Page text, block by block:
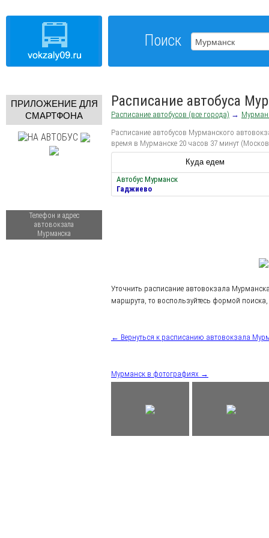
Поиск
ПРИЛОЖЕНИЕ ДЛЯ
СМАРТФОНА
Телефон и адрес
автовокзала
Мурманска
Расписание автобуса
Расписание автобусов (все города) →
Расписание автобусов Мурманского
время в Мурманске 20 часов 37 минут
Куда едем
Автобус Мурманск
Гаджиево
Уточнить расписание автовокзала
маршрута, то воспользуйтесь формой
← Вернуться к расписанию автовокзала
Мурманск в фотографиях →